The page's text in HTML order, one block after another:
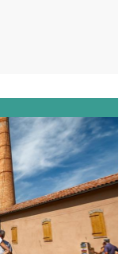
this former
built in 1905 by
company.